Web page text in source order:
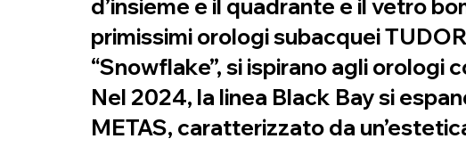
d’insieme e il quadrante e il vetro
primissimi orologi subacquei
“Snowflake”, si ispirano agli orologi
Nel 2024, la linea Black Bay si
METAS, caratterizzato da